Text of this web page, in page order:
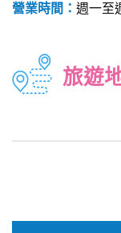
營業時間： 週一至
旅遊